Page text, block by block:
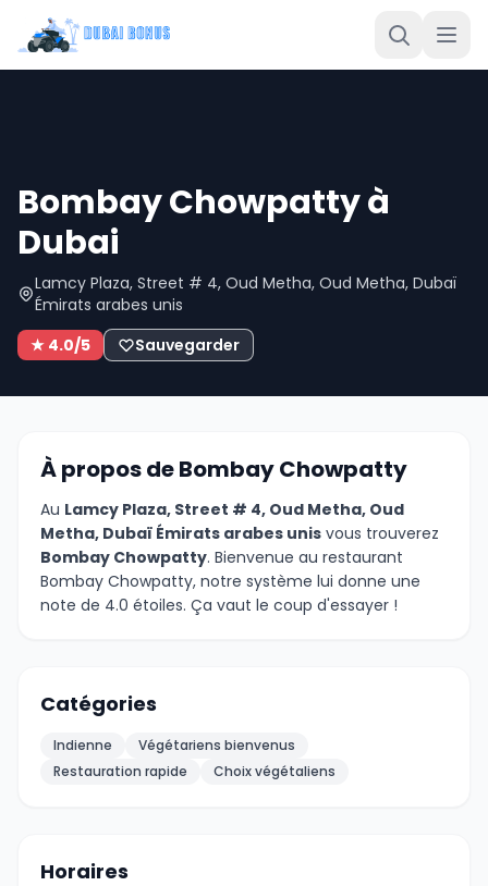
Bombay Chowpatty à
Dubai
Lamcy Plaza, Street # 4, Oud Metha, Oud Metha, Dubaï
Émirats arabes unis
★ 4.0/5
Sauvegarder
À propos de Bombay Chowpatty
Au Lamcy Plaza, Street # 4, Oud Metha, Oud
Metha, Dubaï Émirats arabes unis vous trouverez
Bombay Chowpatty. Bienvenue au restaurant
Bombay Chowpatty, notre système lui donne une
note de 4.0 étoiles. Ça vaut le coup d'essayer !
Catégories
Indienne
Végétariens bienvenus
Restauration rapide
Choix végétaliens
Horaires